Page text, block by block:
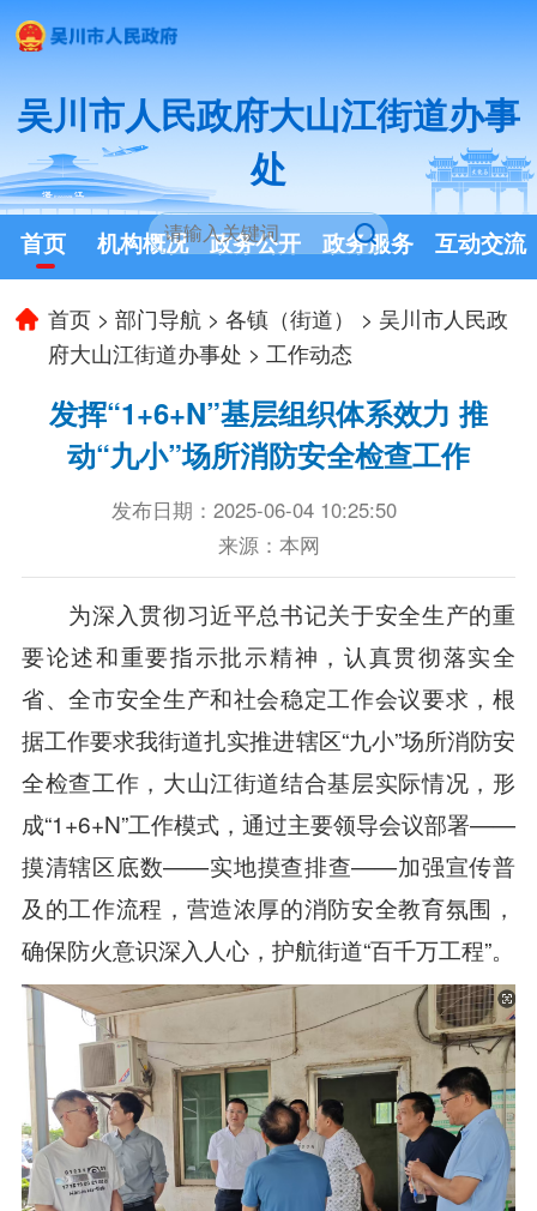
吴川市人民政府大山江街道办事
处
首页 机构概况 政务公开 政务服务 互动交流
首页 >部门导航 >各镇（街道） > 吴川市人民政
府大山江街道办事处 > 工作动态
发挥“1+6+N”基层组织体系效力 推
动“九小”场所消防安全检查工作
发布日期：2025-06-04 10:25:50
来源：本网
为深入贯彻习近平总书记关于安全生产的重
要论述和重要指示批示精神，认真贯彻落实全
省、全市安全生产和社会稳定工作会议要求，根
据工作要求我街道扎实推进辖区“九小”场所消防安
全检查工作，大山江街道结合基层实际情况，形
成“1+6+N”工作模式，通过主要领导会议部署——
摸清辖区底数——实地摸查排查——加强宣传普
及的工作流程，营造浓厚的消防安全教育氛围，
确保防火意识深入人心，护航街道“百千万工程”。